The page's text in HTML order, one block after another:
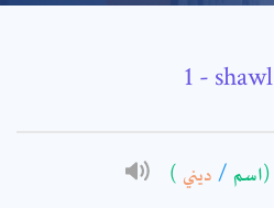
- shawl
(اسم / ديني )
Subject: *